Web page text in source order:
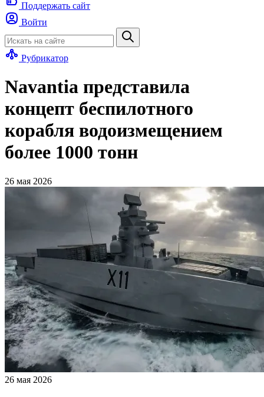
Поддержать сайт
Войти
Рубрикатор
Navantia представила
концепт беспилотного
корабля водоизмещением
более 1000 тонн
26 мая 2026
26 мая 2026